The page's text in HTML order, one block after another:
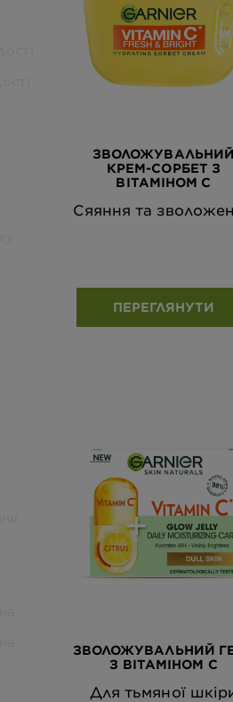
ЗВОЛОЖУВАЛЬНИЙ
КРЕМ-СОРБЕТ З
ВІТАМІНОМ С
Сяяння та
ПЕРЕГЛЯНУТИ
ЗВОЛОЖУВАЛЬНИЙ
З ВІТАМІНОМ С
Для тьмяної